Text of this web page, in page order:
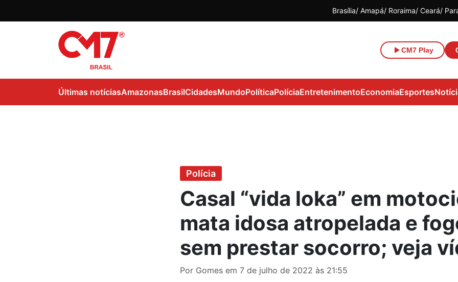
Brasília Amapá Roraima Ceará
CM7 Play
Últimas notíciasAmazonasBrasilCidadesMundoPolíticaPolíciaEntretenimentoEconomiaEsportes
Polícia
Casal “vida loka” em
mata idosa atropelada e
sem prestar socorro; veja
Por Gomes em 7 de julho de 2022 às 21:55